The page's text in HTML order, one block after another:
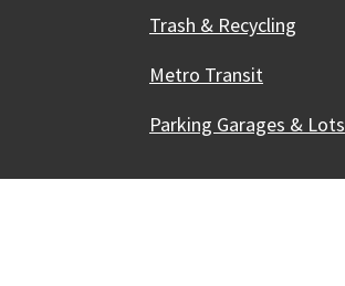
Trash & Recycling
Metro Transit
Parking Garages & Lots